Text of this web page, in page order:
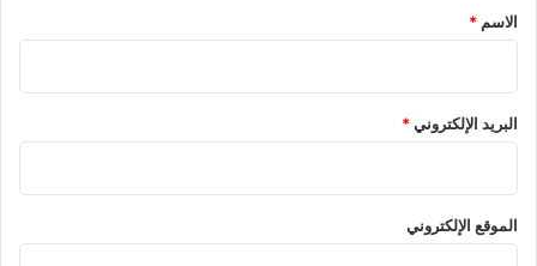
*
الاسم *
البريد الإلكتروني*
الموقع الإلكتروني